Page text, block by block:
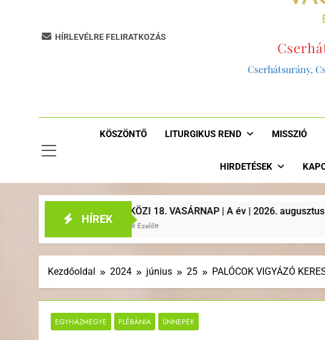
Cserhátsurány,
HÍRLEVÉLRE FELIRATKOZÁS
KÖSZÖNTŐ LITURGIKUS REND MISSZIÓ
HIRDETÉSEK
HÍREK
18. VASÁRNAP | A év | 2026. augusztus 2. | Plébániai hirdetések,
Kezdőoldal 2024 június 25 PALÓCOK VIGYÁZÓ
EGYHÁZMEGYE PLÉBÁNIA ÜNNEPEK